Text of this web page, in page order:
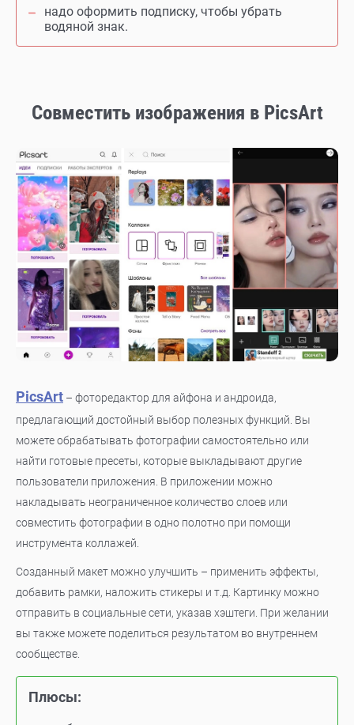
надо оформить подписку, чтобы убрать
водяной знак.
Совместить изображения в PicsArt
PicsArt – фоторедактор для айфона и андроида,
предлагающий достойный выбор полезных функций. Вы
можете обрабатывать фотографии самостоятельно или
найти готовые пресеты, которые выкладывают другие
пользователи приложения. В приложении можно
накладывать неограниченное количество слоев или
совместить фотографии в одно полотно при помощи
инструмента коллажей.
Созданный макет можно улучшить – применить эффекты,
добавить рамки, наложить стикеры и т.д. Картинку можно
отправить в социальные сети, указав хэштеги. При желании
вы также можете поделиться результатом во внутреннем
сообществе.
Плюсы: